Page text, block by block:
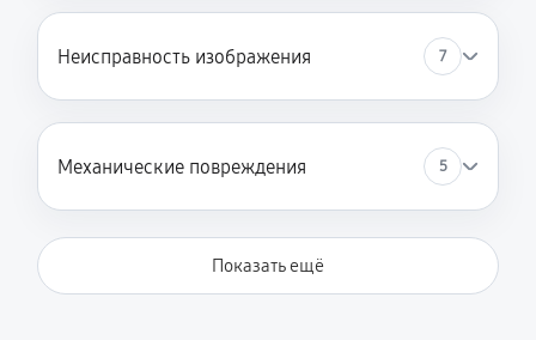
Неисправность изображения 7
Механические повреждения 5
Показать ещё